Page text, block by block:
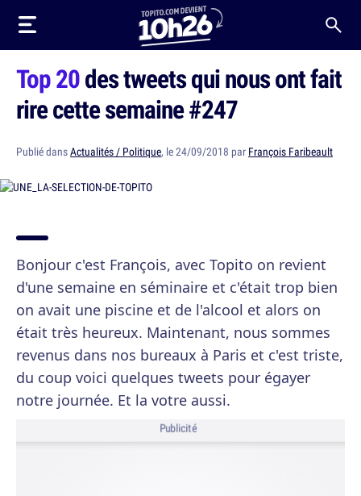
Top 20des tweets qui nous ont fait
rire cette semaine #247
Publié dansActualités / Politique, le 24/09/2018 par François Faribeault
Bonjour c'est François, avec Topito on revient
d'une semaine en séminaire et c'était trop bien
on avait une piscine et de l'alcool et alors on
était très heureux. Maintenant, nous sommes
revenus dans nos bureaux à Paris et c'est triste,
du coup voici quelques tweets pour égayer
notre journée. Et la votre aussi.
Publicité